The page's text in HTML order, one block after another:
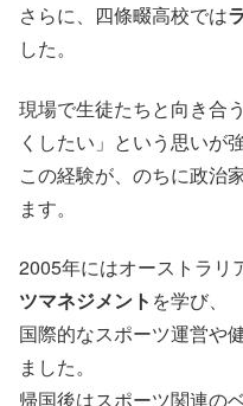
さらに、四條畷高校では
した。
現場で生徒たちと向き合
くしたい」という思いが
この経験が、のちに政治
ます。
2005年にはオーストラリ
ツマネジメント を学び、
国際的なスポーツ運営や
ました。
帰国後はスポーツ関連の